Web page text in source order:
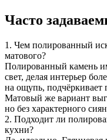
Часто
1. Чем полированный
матового?
Полированный камень
свет, делая интерьер
на ощупь, подчёркивает
Матовый же вариант
но без характерного
2. Подходит ли
кухни?